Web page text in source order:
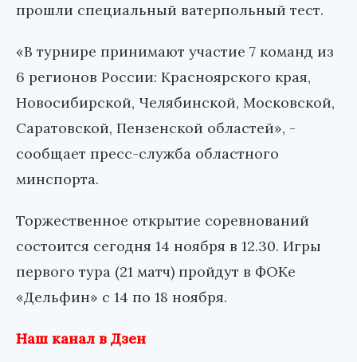
прошли специальный ватерпольный тест.
«В турнире принимают участие 7 команд из
6 регионов России: Красноярского края,
Новосибирской, Челябинской, Московской,
Саратовской, Пензенской областей», -
сообщает пресс-служба областного
минспорта.
Торжественное открытие соревнований
состоится сегодня 14 ноября в 12.30. Игры
первого тура (21 матч) пройдут в ФОКе
«Дельфин» с 14 по 18 ноября.
Наш канал в Дзен